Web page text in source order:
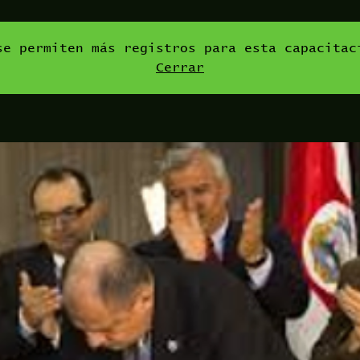
permiten más registros para esta
Cerrar